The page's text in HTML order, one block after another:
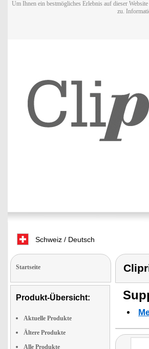
Um Ihnen ein bestmögliches Erlebnis auf dieser
zu.
Schweiz / Deutsch
Startseite
Produkt-Übersicht:
Aktuelle Produkte
Ältere Produkte
Alle Produkte